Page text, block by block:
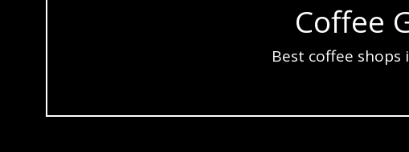
Coffee
Best coffee